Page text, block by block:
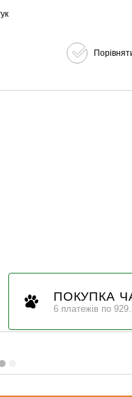
ПОКУПКА
6 платежів по